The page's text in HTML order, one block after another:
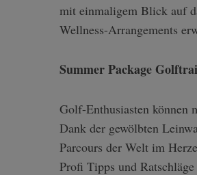
mit einmaligem Blick auf
Wellness-Arrangements
Summer Package
Golf-Enthusiasten können
Dank der gewölbten
Parcours der Welt im
Profi Tipps und